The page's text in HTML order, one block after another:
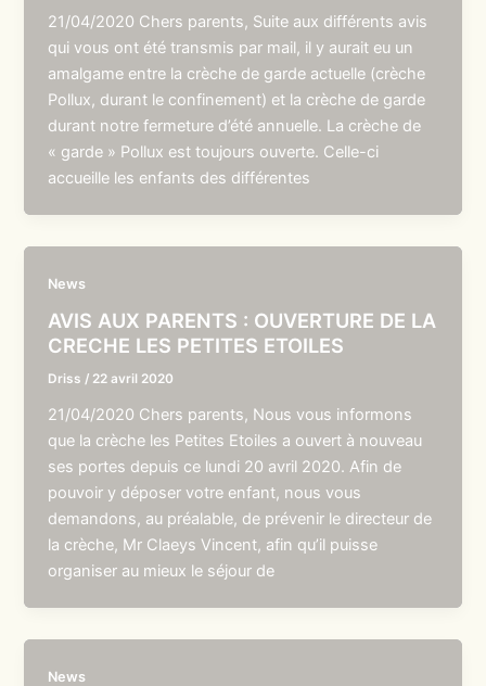
21/04/2020 Chers parents, Suite aux différents avis
qui vous ont été transmis par mail, il y aurait eu un
amalgame entre la crèche de garde actuelle (crèche
Pollux, durant le confinement) et la crèche de garde
durant notre fermeture d’été annuelle. La crèche de
« garde » Pollux est toujours ouverte. Celle-ci
accueille les enfants des différentes
News
AVIS AUX PARENTS : OUVERTURE DE LA
CRECHE LES PETITES ETOILES
Driss / 22 avril 2020
21/04/2020 Chers parents, Nous vous informons
que la crèche les Petites Etoiles a ouvert à nouveau
ses portes depuis ce lundi 20 avril 2020. Afin de
pouvoir y déposer votre enfant, nous vous
demandons, au préalable, de prévenir le directeur de
la crèche, Mr Claeys Vincent, afin qu’il puisse
organiser au mieux le séjour de
News